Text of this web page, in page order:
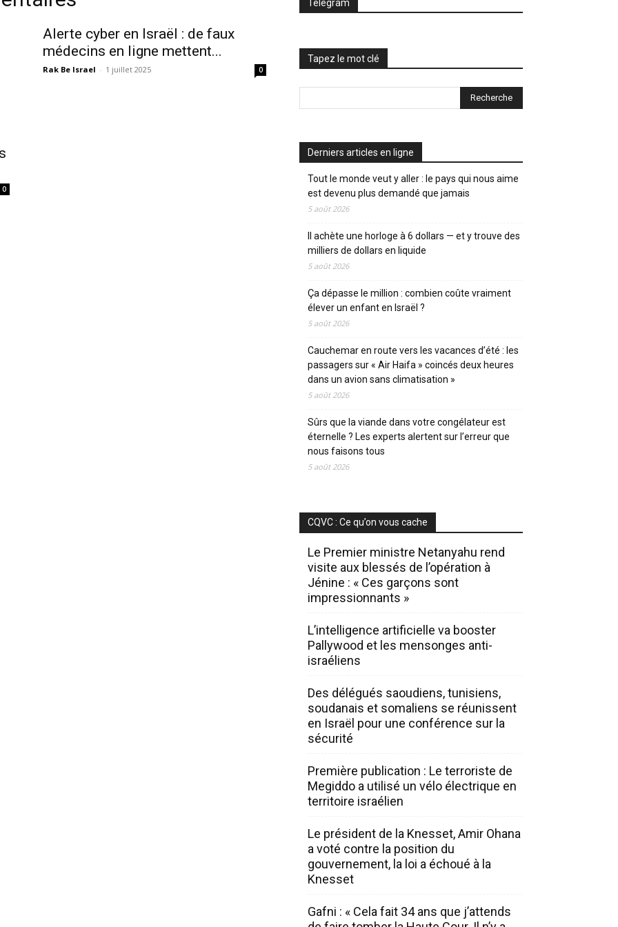
0
Alerte cyber en Israël : de faux
médecins en ligne mettent...
Rak Be Israel - 1 juillet 2025 0
Telegram
Tapez le mot clé
Derniers articles en ligne
Tout le monde veut y aller : le pays qui nous aime
est devenu plus demandé que jamais
5 août 2026
Il achète une horloge à 6 dollars — et y trouve des
milliers de dollars en liquide
5 août 2026
Ça dépasse le million : combien coûte vraiment
élever un enfant en Israël ?
5 août 2026
Cauchemar en route vers les vacances d’été : les
passagers sur « Air Haifa » coincés deux heures
dans un avion sans climatisation »
5 août 2026
Sûrs que la viande dans votre congélateur est
éternelle ? Les experts alertent sur l’erreur que
nous faisons tous
5 août 2026
CQVC : Ce qu’on vous cache
Le Premier ministre Netanyahu rend
visite aux blessés de l’opération à
Jénine : « Ces garçons sont
impressionnants »
L’intelligence artificielle va booster
Pallywood et les mensonges anti-
israéliens
Des délégués saoudiens, tunisiens,
soudanais et somaliens se réunissent
en Israël pour une conférence sur la
sécurité
Première publication : Le terroriste de
Megiddo a utilisé un vélo électrique en
territoire israélien
Le président de la Knesset, Amir Ohana
a voté contre la position du
gouvernement, la loi a échoué à la
Knesset
Gafni : « Cela fait 34 ans que j’attends